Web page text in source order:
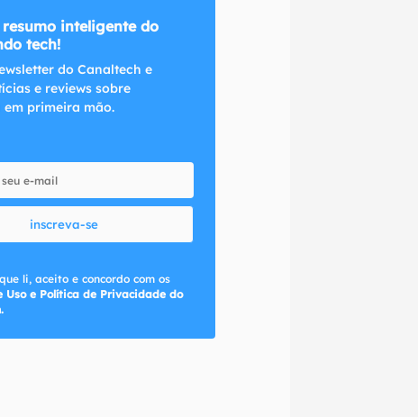
resumo inteligente do
tech!
do Canaltech e
e reviews sobre
primeira mão.
inscreva-se
li, aceito e concordo com os
Uso e Política de Privacidade do